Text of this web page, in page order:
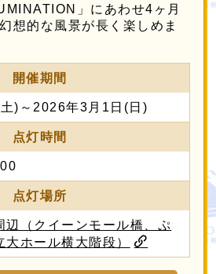
」にあわせ4ヶ月
想的な風景が長く楽しめま
開催期間
)～2026年3月1日(日)
点灯時間
点灯場所
辺（クイーンモール橋、ぷ
ホール横大階段）